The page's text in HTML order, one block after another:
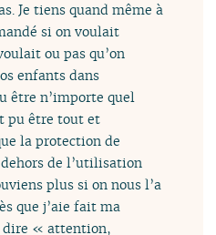
Je tiens quand même à
si on voulait
ou pas qu’on
enfants dans
être n’importe quel
pu être tout et
la protection de
de l’utilisation
plus si on nous l’a
que j’aie fait ma
dire « attention,